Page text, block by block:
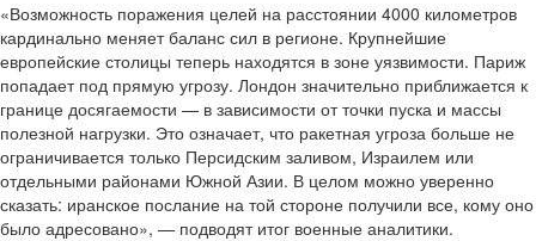
«Возможность поражения целей на расстоянии 4000 километров
кардинально меняет баланс сил в регионе. Крупнейшие
европейские столицы теперь находятся в зоне уязвимости. Париж
попадает под прямую угрозу. Лондон значительно приближается к
границе досягаемости — в зависимости от точки пуска и массы
полезной нагрузки. Это означает, что ракетная угроза больше не
ограничивается только Персидским заливом, Израилем или
отдельными районами Южной Азии. В целом можно уверенно
сказать: иранское послание на той стороне получили все, кому оно
было адресовано», — подводят итог военные аналитики.